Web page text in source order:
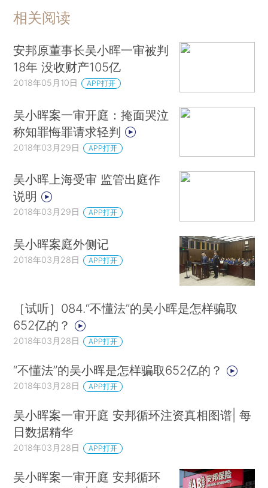
相关阅读
安邦原董事长吴小晖一审被判
18年 没收财产105亿
2018年05月10日 APP打开
吴小晖案一审开庭：掩面哭泣
称知罪悔罪请求轻判
2018年03月29日 APP打开
吴小晖上海受审 监管出庭作
说明
2018年03月29日 APP打开
吴小晖案庭外侧记
2018年03月28日 APP打开
［试听］084.“不懂法”的吴小晖是怎样骗取
652亿的？
2018年03月28日 APP打开
“不懂法”的吴小晖是怎样骗取652亿的？
2018年03月28日 APP打开
吴小晖案一审开庭 安邦循环注资真相图谱| 每
日数据精华
2018年03月28日 APP打开
吴小晖案一审开庭 安邦循环